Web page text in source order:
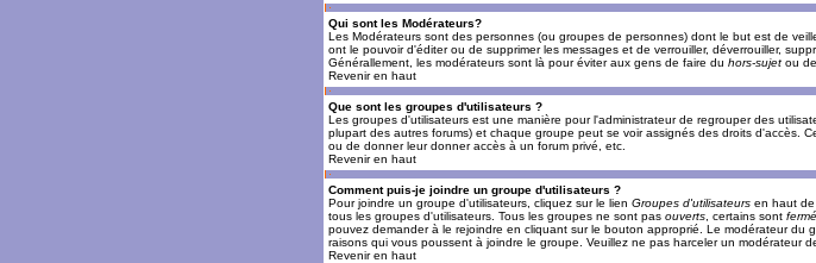
Qui sont les Modérateurs?
Les Modérateurs sont des personnes (ou groupes de personnes) dont le but est de
ont le pouvoir d'éditer ou de supprimer les messages et de verrouiller, déverrouiller,
Générallement, les modérateurs sont là pour éviter aux gens de faire du hors-sujet ou
Revenir en haut
Que sont les groupes d'utilisateurs ?
Les groupes d'utilisateurs est une manière pour l'administrateur de regrouper des
plupart des autres forums) et chaque groupe peut se voir assignés des droits d'accès.
ou de donner leur donner accès à un forum privé, etc.
Revenir en haut
Comment puis-je joindre un groupe d'utilisateurs ?
Pour joindre un groupe d'utilisateurs, cliquez sur le lien Groupes d'utilisateurs en haut
tous les groupes d'utilisateurs. Tous les groupes ne sont pas ouverts , certains sont
pouvez demander à le rejoindre en cliquant sur le bouton approprié. Le modérateur
raisons qui vous poussent à joindre le groupe. Veuillez ne pas harceler un modérateur
Revenir en haut